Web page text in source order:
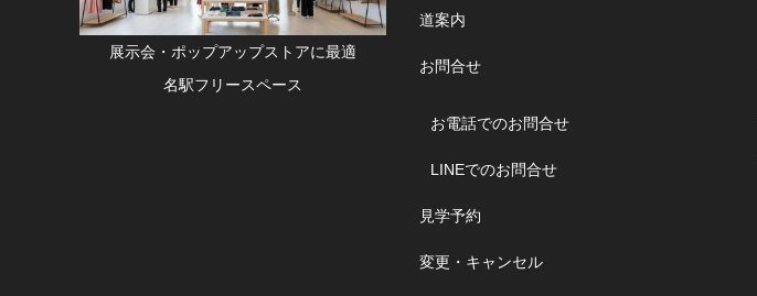
展示会・ポップアップストアに最適
名駅フリースペース
道案内
お問合せ
お電話でのお問合せ
LINEでのお問合せ
見学予約
変更・キャンセル